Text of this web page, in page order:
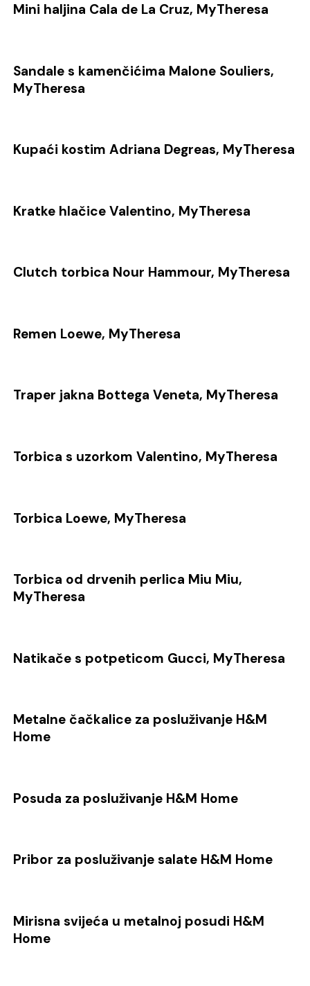
Mini haljina Cala de La Cruz, MyTheresa
Sandale s kamenčićima Malone Souliers,
MyTheresa
Kupaći kostim Adriana Degreas, MyTheresa
Kratke hlačice Valentino, MyTheresa
Clutch torbica Nour Hammour, MyTheresa
Remen Loewe, MyTheresa
Traper jakna Bottega Veneta, MyTheresa
Torbica s uzorkom Valentino, MyTheresa
Torbica Loewe, MyTheresa
Torbica od drvenih perlica Miu Miu,
MyTheresa
Natikače s potpeticom Gucci, MyTheresa
Metalne čačkalice za posluživanje H&M
Home
Posuda za posluživanje H&M Home
Pribor za posluživanje salate H&M Home
Mirisna svijeća u metalnoj posudi H&M
Home